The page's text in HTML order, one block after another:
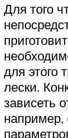
Для того
для этого
лески.
зависеть
например,